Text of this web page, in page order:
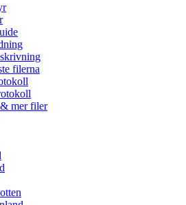
filerna
mer filer